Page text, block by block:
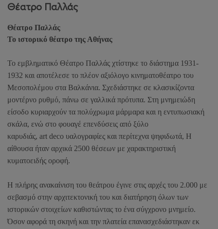
Θέατρο Παλλάς
Θέατρο Παλλάς
Το ιστορικό θέατρο της Αθήνας
Το εμβληματικό Θέατρο Παλλάς χτίστηκε το διάστημα 1931-
1932 και αποτέλεσε το πλέον αξιόλογο κινηματοθέατρο του
Μεσοπολέμου στα Βαλκάνια. Σχεδιάστηκε σε κλασικίζοντα
μοντέρνο ρυθμό, πάνω σε γαλλικά πρότυπα. Στη μνημειώδη
είσοδο κυριαρχούν τα πολύχρωμα μάρμαρα και η εντυπωσιακή
σκάλα, ενώ στο φουαγέ επενδύσεις από ξύλο
καρυδιάς, art deco υαλογραφίες και περίτεχνα ψηφιδωτά, Η
αίθουσα ήταν αρχικά 2500 θέσεων με χαρακτηριστική
κυματοειδής οροφή.
Η πλήρης ανακαίνιση του θεάτρου έγινε στις αρχές του 2.000 με
σεβασμό στην αρχιτεκτονική του και διατήρηση όλων των
ιστορικών στοιχείων καθιστώντας το ένα σύγχρονο μνημείο.
Όσον αφορά τη σκηνή και την πλατεία επανασχεδιάστηκαν εκ